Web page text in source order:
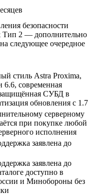
безопасности
Тип 2 — дополнительно
следующее очередное
стиль Astra Proxima,
6.6, современная
защищённая СУБД в
обновления с 1.7
серверному
при покупке любой
исполнения
заявлена до
заявлена до
доступно в
и Минобороны без